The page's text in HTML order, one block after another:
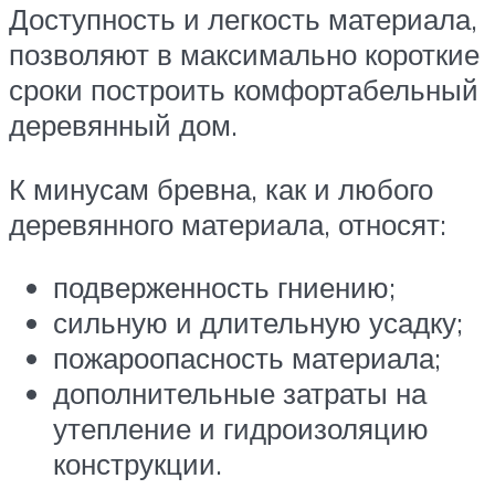
Доступность и легкость материала,
позволяют в максимально короткие
сроки построить комфортабельный
деревянный дом.
К минусам бревна, как и любого
деревянного материала, относят:
подверженность гниению;
сильную и длительную усадку;
пожароопасность материала;
дополнительные затраты на
утепление и гидроизоляцию
конструкции.